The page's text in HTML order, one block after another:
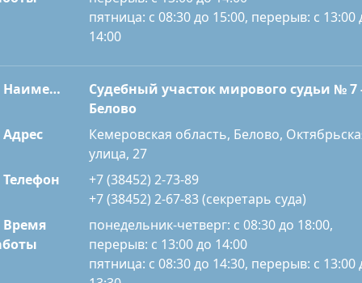
пятница: с 08:30 до 15:00, перерыв: с 13:00
14:00
Наименование
Судебный участок мирового судьи № 7
Белово
Адрес
Кемеровская область, Белово,
улица, 27
Телефон
+7 (38452) 2-73-89
+7 (38452) 2-67-83 (секретарь суда)
Время
понедельник-четверг: с 08:30 до 18:00,
перерыв: с 13:00 до 14:00
пятница: с 08:30 до 14:30, перерыв: с 13:00